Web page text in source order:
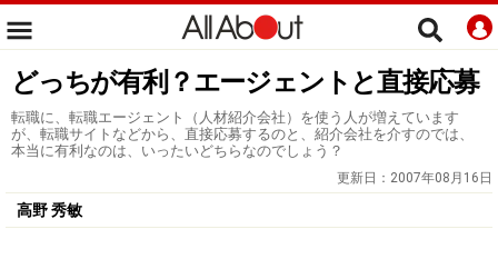
どっちが有利？エージェントと直接応募
転職に、転職エージェント（人材紹介会社）を使う人が増えています
が、転職サイトなどから、直接応募するのと、紹介会社を介すのでは、
本当に有利なのは、いったいどちらなのでしょう？
更新日： 2007年08月16日
高野 秀敏